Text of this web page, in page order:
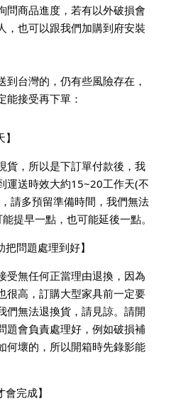
問商品進度，若有以外破損會
，也可以跟我們加購到府安裝
到台灣的，仍有些風險存在，
能接受再下單：
貨，所以是下訂單付款後，我
運送時效大約15~20工作天(不
請多預留準備時間，我們無法
提早一點，也可能延後一點。
問題處理到好】
受無任何正當理由退換，因為
很高，訂購大型家具前一定要
們無法退換貨，請見諒。請開
題會負責處理好，例如破損補
何壞的，所以開箱時先錄影能
完成】